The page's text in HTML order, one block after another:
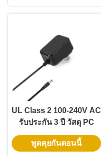
UL Class 2 100-240V AC
รับประกัน 3 ปี วัสดุ PC
100% แหล่งจ่ายไฟติดผนัง
สำหรับไฟ LED
พูดคุยกันตอนนี้